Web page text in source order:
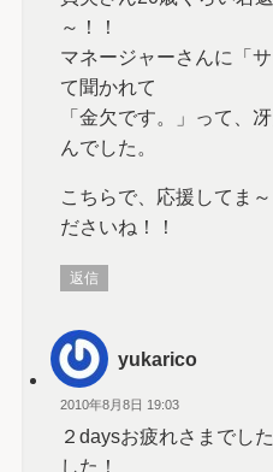
～！！
マネージャーさんに「
て聞かれて
「金欠です。」って、
んでした。
こちらで、応援してま
ださいね！！
返信
yukarico
2010年8月8日 19:03
２daysお疲れさまでし
した！